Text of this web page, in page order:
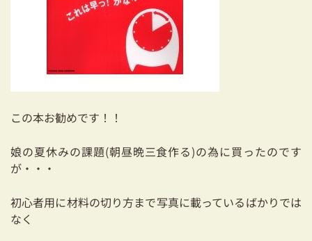
資金計画についてのご相談
ショールーム
お知らせ
この本お勧めです！！
娘の夏休みの課題(朝昼晩三食作る)の為に買ったのです
が・・・
初心者用に材料の切り方まで写真に載っているばかりでは
なく